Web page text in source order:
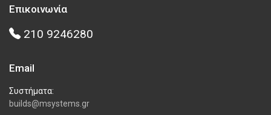
Επικοινωνία
210 9246280
Email
Συστήματα:
builds@msystems.gr